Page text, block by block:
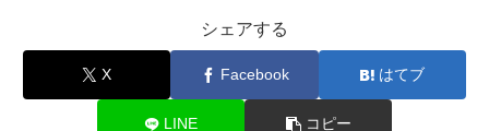
シェアする
X Facebook はてブ
LINE コピー